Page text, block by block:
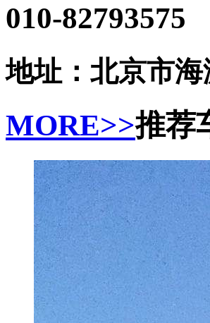
010-82793575
地址：北京市
MORE>>推荐